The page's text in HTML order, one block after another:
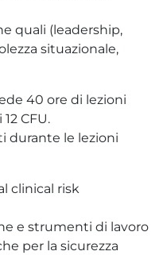
quali (leadership,
situazionale,
40 ore di lezioni
CFU.
durante le lezioni
clinical risk
e strumenti di lavoro
per la sicurezza